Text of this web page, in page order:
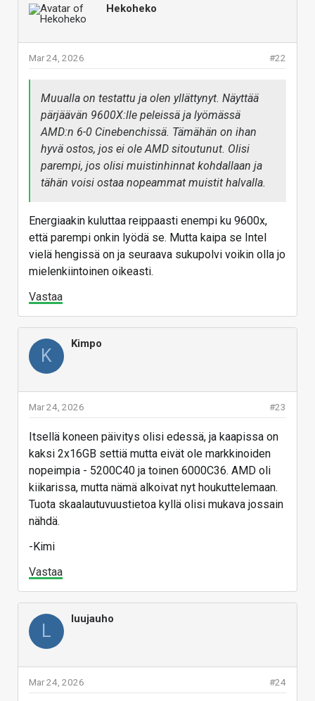
Hekoheko
#22
Mar 24, 2026
Muualla on testattu ja olen yllättynyt. Näyttää
pärjäävän 9600X:lle peleissä ja lyömässä
AMD:n 6-0 Cinebenchissä. Tämähän on ihan
hyvä ostos, jos ei ole AMD sitoutunut. Olisi
parempi, jos olisi muistinhinnat kohdallaan ja
tähän voisi ostaa nopeammat muistit halvalla.
Energiaakin kuluttaa reippaasti enempi ku 9600x,
että parempi onkin lyödä se. Mutta kaipa se Intel
vielä hengissä on ja seuraava sukupolvi voikin olla jo
mielenkiintoinen oikeasti.
Vastaa
K
Kimpo
#23
Mar 24, 2026
Itsellä koneen päivitys olisi edessä, ja kaapissa on
kaksi 2x16GB settiä mutta eivät ole markkinoiden
nopeimpia - 5200C40 ja toinen 6000C36. AMD oli
kiikarissa, mutta nämä alkoivat nyt houkuttelemaan.
Tuota skaalautuvuustietoa kyllä olisi mukava jossain
nähdä.
-Kimi
Vastaa
L
luujauho
#24
Mar 24, 2026